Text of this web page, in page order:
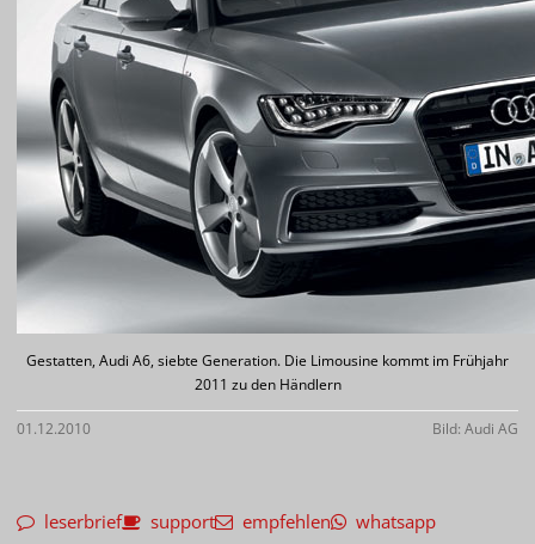
Gestatten, Audi A6, siebte Generation. Die Limousine kommt im Frühjahr
2011 zu den Händlern
01.12.2010 Bild: Audi AG
leserbrief support empfehlen whatsapp